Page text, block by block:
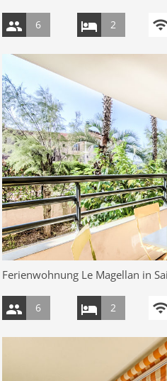
6 2
Ferienwohnung Le Magellan in
6 2